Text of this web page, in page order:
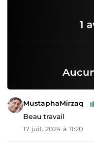
1
MustaphaMirzaq
Beau travail
17 juil. 2024 à 11:20